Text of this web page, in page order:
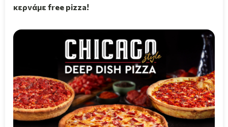
κερνάμε free pizza!